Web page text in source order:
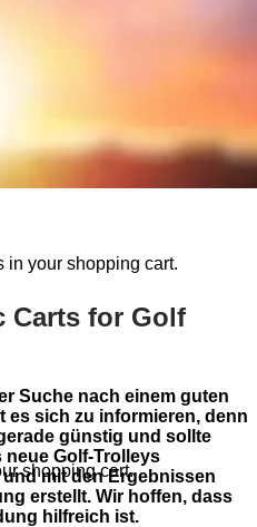
in your shopping cart.
shopping cart.
Carts for Golf
Suche nach einem guten
es sich zu informieren, denn
günstig und sollte
neue Golf-Trolleys
mit den Ergebnissen
erstellt. Wir hoffen, dass
hilfreich ist.